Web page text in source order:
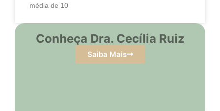
média de 10
Conheça Dra. Cecília Ruiz
Saiba Mais